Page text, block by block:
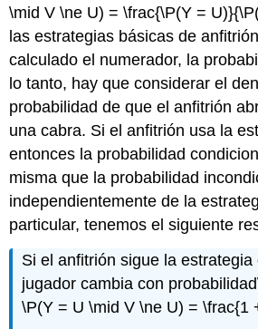
\mid V \ne U) = \frac{\P(Y =
las estrategias básicas de
calculado el numerador, la
lo tanto, hay que considerar el
probabilidad de que el anfitrión
una cabra. Si el anfitrión usa la
entonces la probabilidad
misma que la probabilidad
independientemente de la
particular, tenemos el siguiente
Si el anfitrión sigue la estrategia
jugador cambia con probabilidad
\P(Y = U \mid V \ne U) = \frac{1